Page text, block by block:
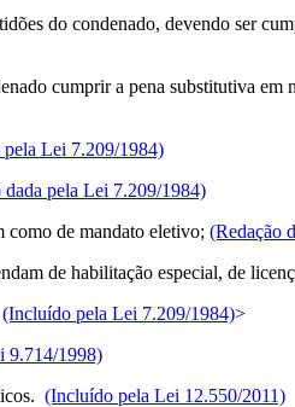
do condenado, devendo ser
cumprir a pena substitutiva
pela Lei 7.209/1984)
dada pela Lei 7.209/1984)
de mandato eletivo; (Redação
de habilitação especial, de
(Incluído pela Lei 7.209/1984)>
9.714/1998)
(Incluído pela Lei 12.550/2011)